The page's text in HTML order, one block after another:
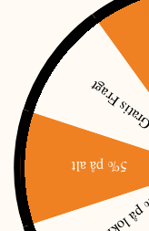
FIOCCHI
5% på alt
Gratis